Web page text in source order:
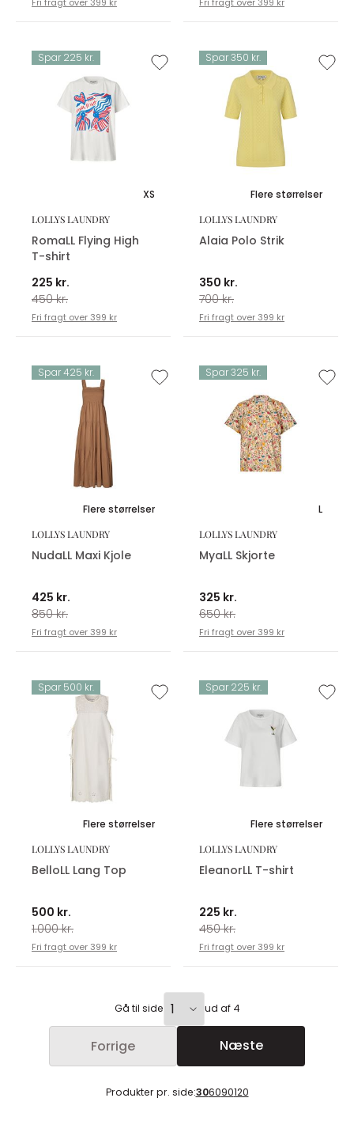
Spar 225 kr.
XS
LOLLYS LAUNDRY
RomaLL Flying High
T-shirt
225 kr.
450 kr.
Fri fragt over 399 kr
Spar 350 kr.
Flere størrelser
LOLLYS LAUNDRY
Alaia Polo Strik
350 kr.
700 kr.
Fri fragt over 399 kr
Spar 425 kr.
Flere størrelser
LOLLYS LAUNDRY
NudaLL Maxi Kjole
425 kr.
850 kr.
Fri fragt over 399 kr
Spar 325 kr.
L
LOLLYS LAUNDRY
MyaLL Skjorte
325 kr.
650 kr.
Fri fragt over 399 kr
Spar 500 kr.
Flere størrelser
LOLLYS LAUNDRY
BelloLL Lang Top
500 kr.
1.000 kr.
Fri fragt over 399 kr
Spar 225 kr.
Flere størrelser
LOLLYS LAUNDRY
EleanorLL T-shirt
225 kr.
450 kr.
Fri fragt over 399 kr
Gå til side ud af 4
Forrige Næste
Produkter pr. side:306090120